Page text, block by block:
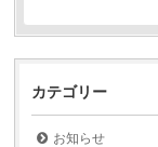
カテゴリー
お知らせ